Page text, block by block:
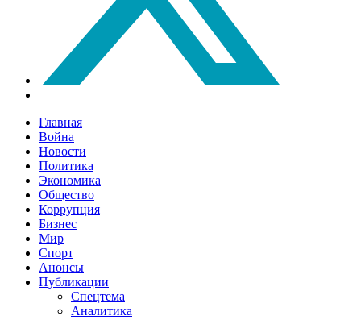
Главная
Война
Новости
Политика
Экономика
Общество
Коррупция
Бизнес
Мир
Спорт
Анонсы
Публикации
Спецтема
Аналитика